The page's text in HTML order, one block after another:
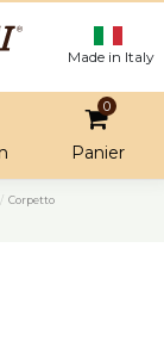
Made in Italy
0
Panier
Corpetto